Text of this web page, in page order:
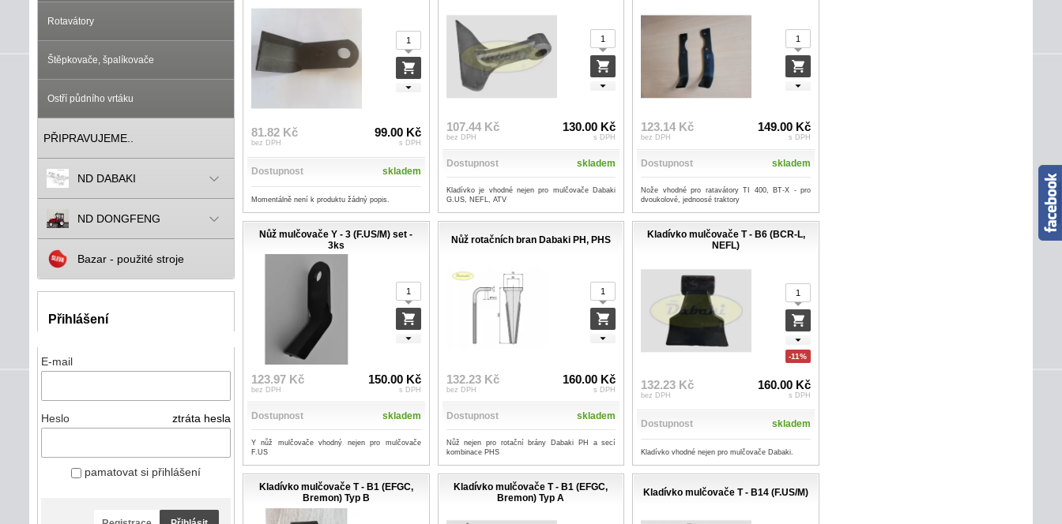
Rotavátory
Štěpkovače, špalíkovače
Ostří půdního vrtáku
PŘIPRAVUJEME..
ND DABAKI
ND DONGFENG
Bazar - použité stroje
Přihlášení
E-mail
Heslo ztráta hesla
pamatovat si přihlášení
81.82 Kč
bez DPH
99.00 Kč
s DPH
Dostupnost skladem
Momentálně není k produktu žádný popis.
107.44 Kč
bez DPH
130.00 Kč
s DPH
Dostupnost skladem
Kladívko je vhodné nejen pro mulčovače Dabaki
G.US, NEFL, ATV
123.14 Kč
bez DPH
149.00 Kč
s DPH
Dostupnost skladem
Nože vhodné pro ratavátory TI 400, BT-X - pro
dvoukolové, jednoosé traktory
Nůž mulčovače Y - 3 (F.US/M) set -
3ks
123.97 Kč
bez DPH
150.00 Kč
s DPH
Dostupnost skladem
Y nůž mulčovače vhodný nejen pro mulčovače
F.US
Nůž rotačních bran Dabaki PH, PHS
132.23 Kč
bez DPH
160.00 Kč
s DPH
Dostupnost skladem
Nůž nejen pro rotační brány Dabaki PH a secí
kombinace PHS
Kladívko mulčovače T - B6 (BCR-L,
NEFL)
-11%
132.23 Kč
bez DPH
160.00 Kč
s DPH
Dostupnost skladem
Kladívko vhodné nejen pro mulčovače Dabaki.
Kladívko mulčovače T - B1 (EFGC,
Bremon) Typ B
Kladívko mulčovače T - B1 (EFGC,
Bremon) Typ A
Kladívko mulčovače T - B14 (F.US/M)